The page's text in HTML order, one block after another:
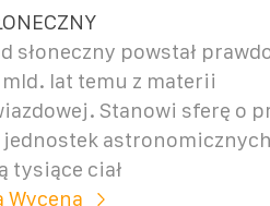
słoneczny powstał
mld. lat temu z materii
Stanowi sferę o
jednostek
tysiące ciał
Wycena